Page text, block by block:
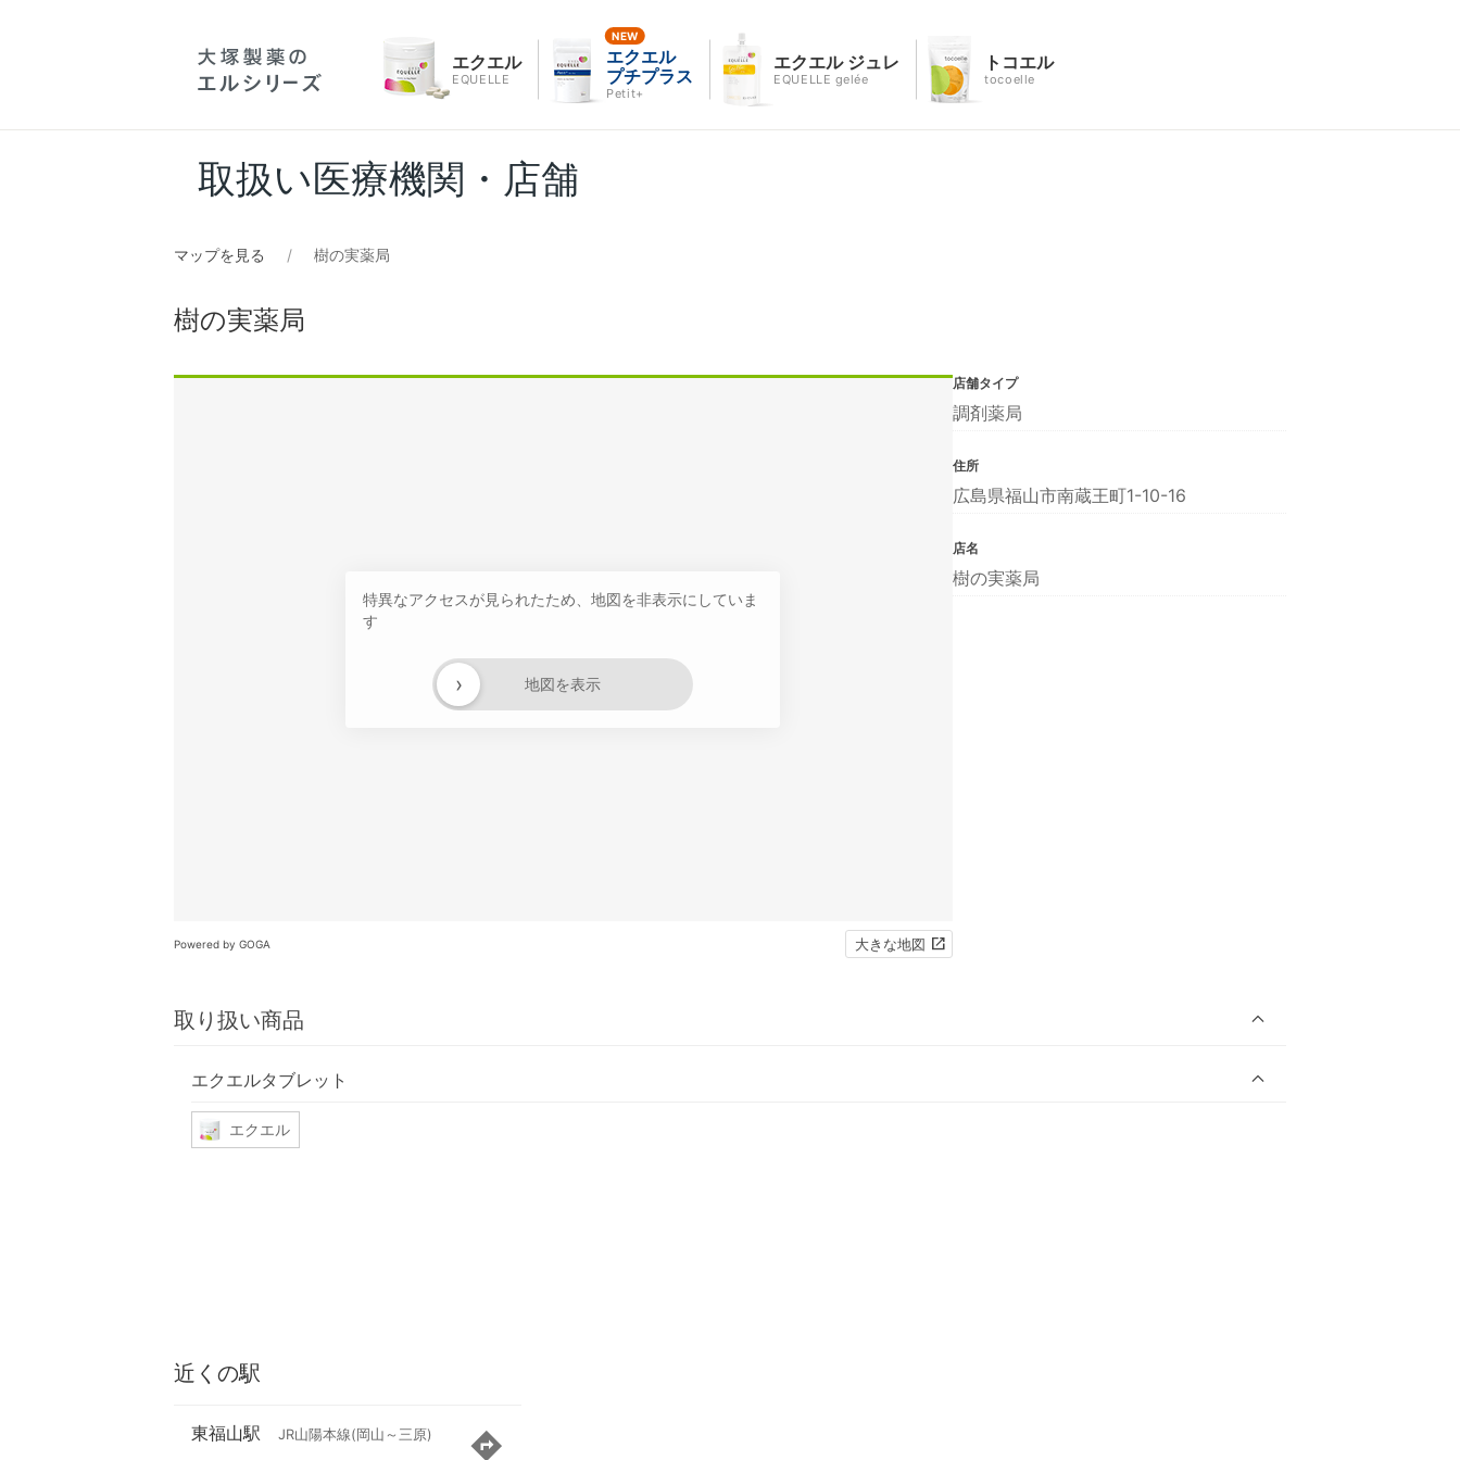
エクエル
EQUELLE
エクエル
プチプラス
Petit+
エクエル ジュレ
EQUELLE gelée
トコエル
tocoelle
取扱い医療機関・店舗
マップを見る 樹の実薬局
樹の実薬局
特異なアクセスが見られたため、地図を非表示にしていま
す
地図を表示
›
Powered by GOGA 大きな地図
取り扱い商品
エクエルタブレット
エクエル
店舗タイプ
調剤薬局
住所
広島県福山市南蔵王町1-10-16
店名
樹の実薬局
近くの駅
東福山駅 JR山陽本線(岡山～三原)